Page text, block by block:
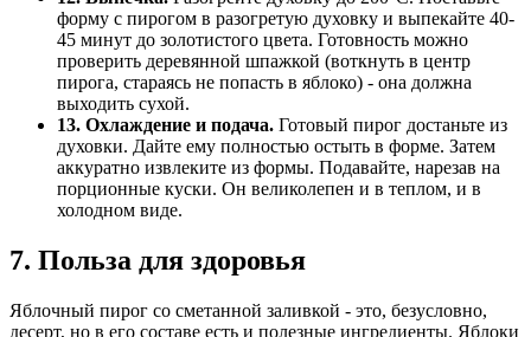
форму с пирогом в разогретую духовку и выпекайте 40-
45 минут до золотистого цвета. Готовность можно
проверить деревянной шпажкой (воткнуть в центр
пирога, стараясь не попасть в яблоко) - она должна
выходить сухой.
13. Охлаждение и подача. Готовый пирог достаньте из
духовки. Дайте ему полностью остыть в форме. Затем
аккуратно извлеките из формы. Подавайте, нарезав на
порционные куски. Он великолепен и в теплом, и в
холодном виде.
7. Польза для здоровья
Яблочный пирог со сметанной заливкой - это, безусловно,
десерт, но в его составе есть и полезные ингредиенты. Яблоки